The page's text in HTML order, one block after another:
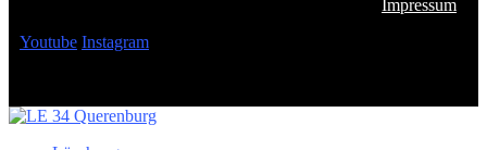
Impressum
Youtube Instagram